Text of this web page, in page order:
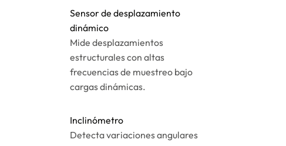
Sensor de desplazamiento
dinámico
Mide desplazamientos
estructurales con altas
frecuencias de muestreo bajo
cargas dinámicas.
Inclinómetro
Detecta variaciones angulares